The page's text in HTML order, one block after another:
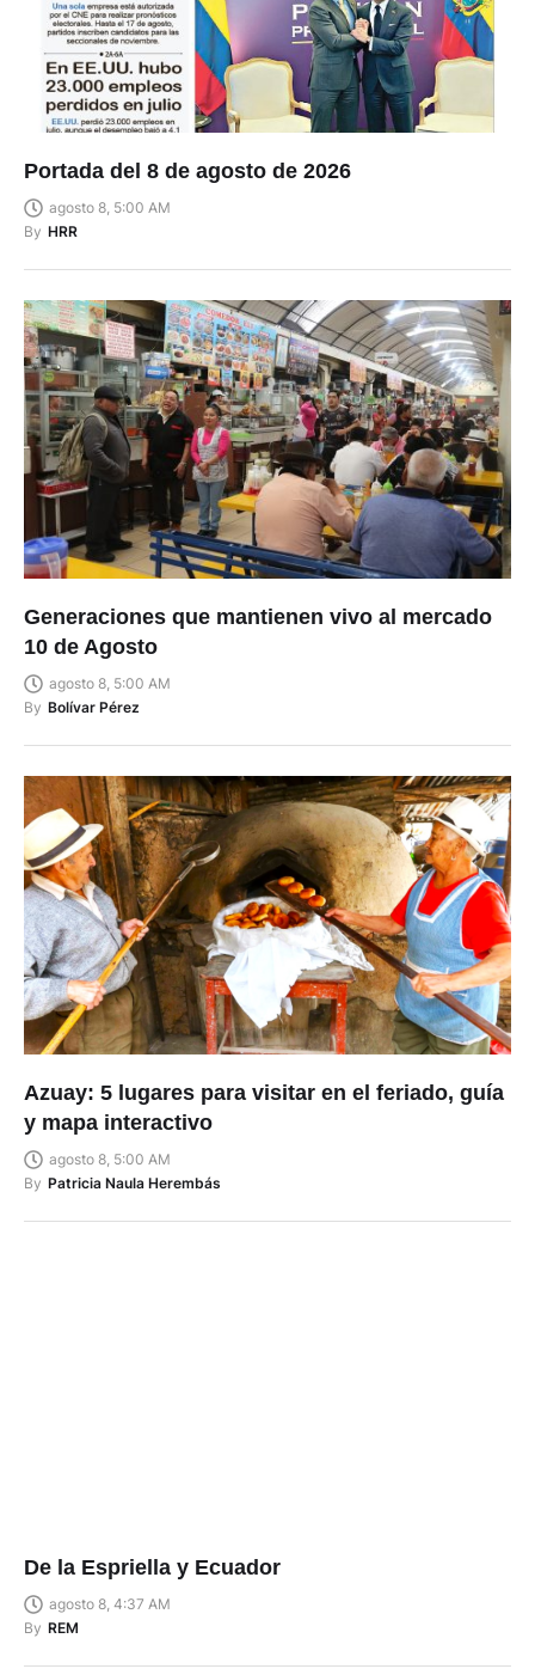
Portada del 8 de agosto de 2026
agosto 8, 5:00 AM
By HRR
Generaciones que mantienen vivo al mercado
10 de Agosto
agosto 8, 5:00 AM
By Bolívar Pérez
Azuay: 5 lugares para visitar en el feriado, guía
y mapa interactivo
agosto 8, 5:00 AM
By Patricia Naula Herembás
De la Espriella y Ecuador
agosto 8, 4:37 AM
By REM